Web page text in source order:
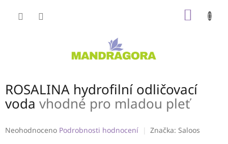
ROSALINA hydrofilní odličovací
voda vhodné pro mladou pleť
Průměrné
Neohodnoceno Podrobnosti hodnocení Značka: Saloos